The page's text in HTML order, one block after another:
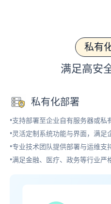
私有
满足高安
私有化部署
•支持部署至企业自有服务器或
•灵活定制系统功能与界面，满足
•专业技术团队提供部署与运维支
•满足金融、医疗、政务等行业严